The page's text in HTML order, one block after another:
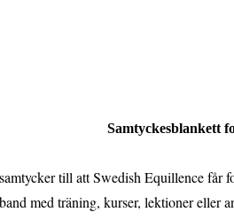
Samtyckesblankett
till att Swedish Equillence får
med träning, kurser, lektioner eller